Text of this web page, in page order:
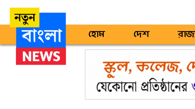
হোম দেশ